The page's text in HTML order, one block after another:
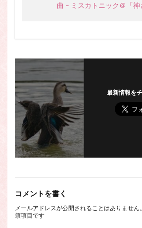
曲 – ミスカトニック＠「神
最新情報を
コメントを書く
メールアドレスが公開されることはありません。
須項目です